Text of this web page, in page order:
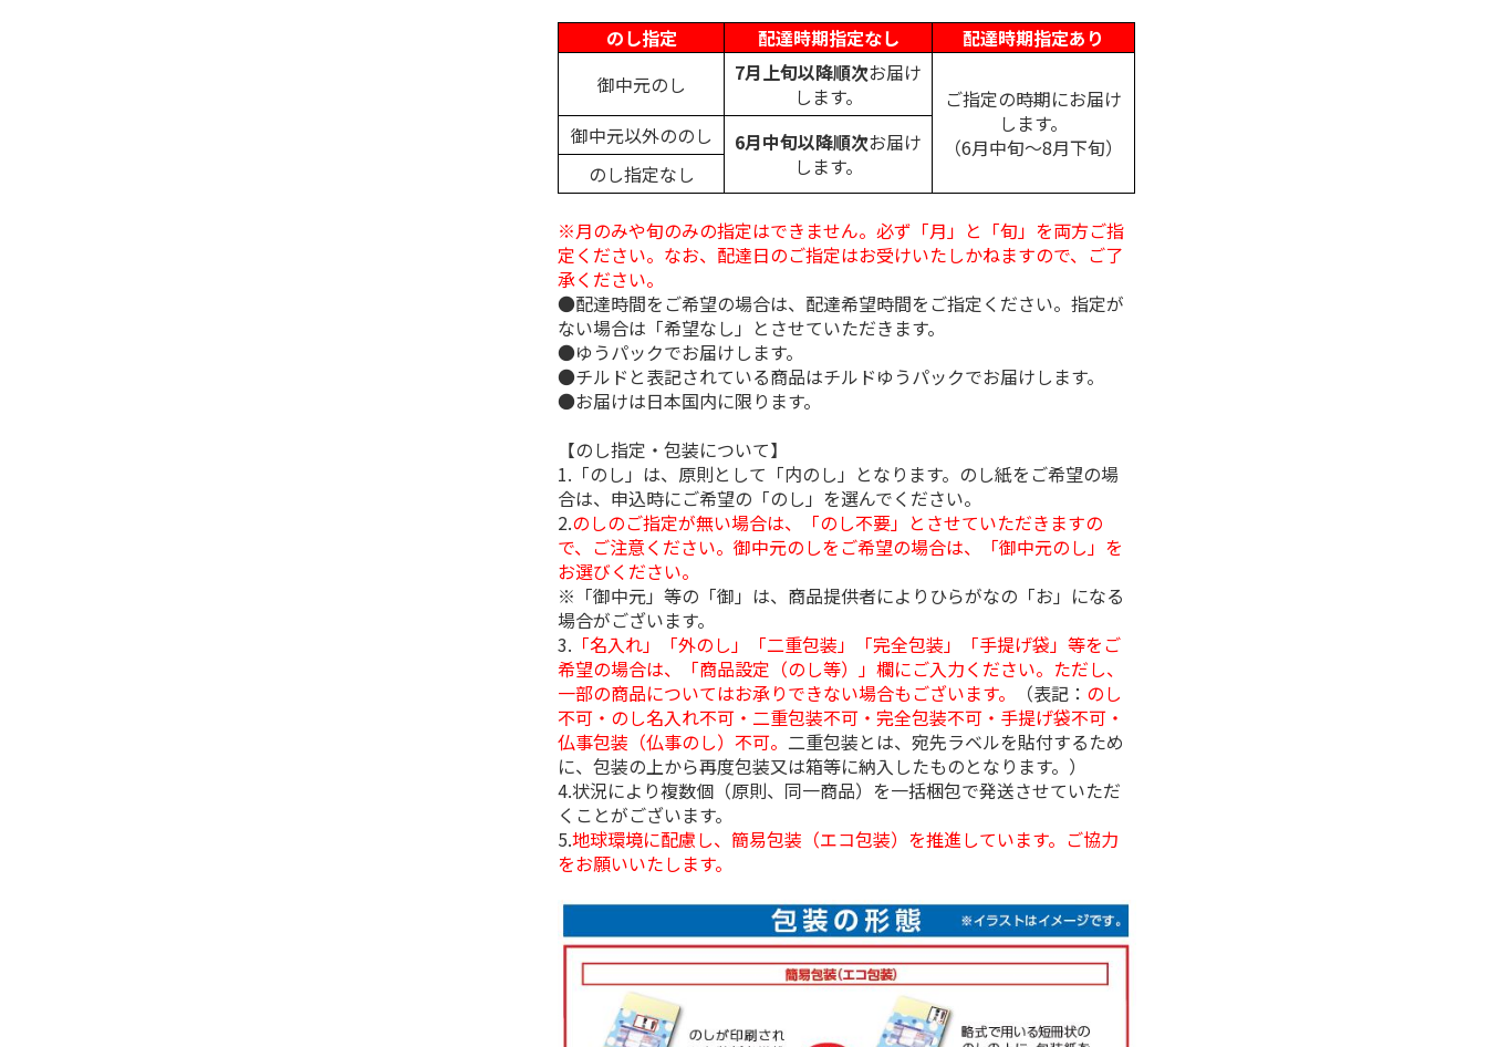
のし指定
配達時期指定なし
配達時期指定あり
御中元のし
7月上旬以降順次お届け
します。
ご指定の時期にお届け
します。
（6月中旬～8月下旬）
御中元以外ののし 6月中旬以降順次お届け
します。
のし指定なし
※月のみや旬のみの指定はできません。必ず「月」と「旬」を両方ご指
定ください。なお、配達日のご指定はお受けいたしかねますので、ご了
承ください。
●配達時間をご希望の場合は、配達希望時間をご指定ください。指定が
ない場合は「希望なし」とさせていただきます。
●ゆうパックでお届けします。
●チルドと表記されている商品はチルドゆうパックでお届けします。
●お届けは日本国内に限ります。
【のし指定・包装について】
1.「のし」は、原則として「内のし」となります。のし紙をご希望の場
合は、申込時にご希望の「のし」を選んでください。
2.のしのご指定が無い場合は、「のし不要」とさせていただきますの
で、ご注意ください。御中元のしをご希望の場合は、「御中元のし」を
お選びください。
※「御中元」等の「御」は、商品提供者によりひらがなの「お」になる
場合がございます。
3. 「名入れ」「外のし」「二重包装」「完全包装」「手提げ袋」等をご
希望の場合は、「商品設定（のし等）」欄にご入力ください。ただし、
一部の商品についてはお承りできない場合もございます。
（表記： のし
不可・のし名入れ不可・二重包装不可・完全包装不可・手提げ袋不可・
仏事包装（仏事のし）不可。 二重包装とは、宛先ラベルを貼付するため
に、包装の上から再度包装又は箱等に納入したものとなります。）
4.状況により複数個（原則、同一商品）を一括梱包で発送させていただ
くことがございます。
5.地球環境に配慮し、簡易包装（エコ包装）を推進しています。ご協力
をお願いいたします。